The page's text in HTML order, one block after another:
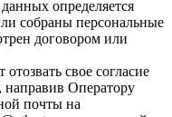
определяется
собраны персональные
договором или
свое согласие
направив Оператору
почты на